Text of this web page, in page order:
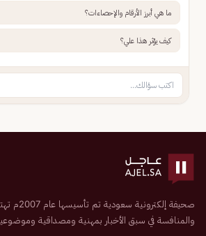
ما هي أبرز الأرقام والإحصاءات؟
كيف يؤثر هذا علي؟
صحيفة
والمنافسة في سبق الأخبار بمهنية ومصداقية